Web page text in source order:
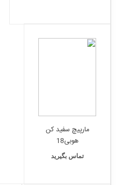
مارپیچ سفید کن
هوبی18
تماس بگیرید